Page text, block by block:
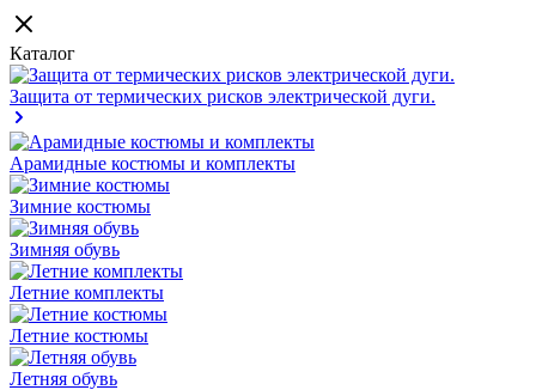
Каталог
Защита от термических рисков электрической дуги.
Арамидные костюмы и комплекты
Зимние костюмы
Зимняя обувь
Летние комплекты
Летние костюмы
Летняя обувь